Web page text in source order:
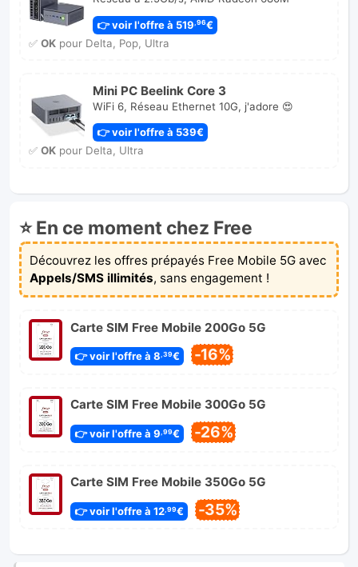
👉 voir l'offre à 519,96€
✅ OKpour Delta, Pop, Ultra
Mini PC Beelink Core 3
WiFi 6, Réseau Ethernet 10G, j'adore 😍
👉 voir l'offre à 539€
✅ OKpour Delta, Ultra
⭐ En ce moment chez Free
Découvrez les offres prépayés Free Mobile 5G avec
Appels/SMS illimités, sans engagement !
Carte SIM Free Mobile 200Go 5G
👉 voir l'offre à 8 ,39€ -16%
Carte SIM Free Mobile 300Go 5G
👉 voir l'offre à 9 ,99€ -26%
Carte SIM Free Mobile 350Go 5G
👉 voir l'offre à 12,99€ -35%